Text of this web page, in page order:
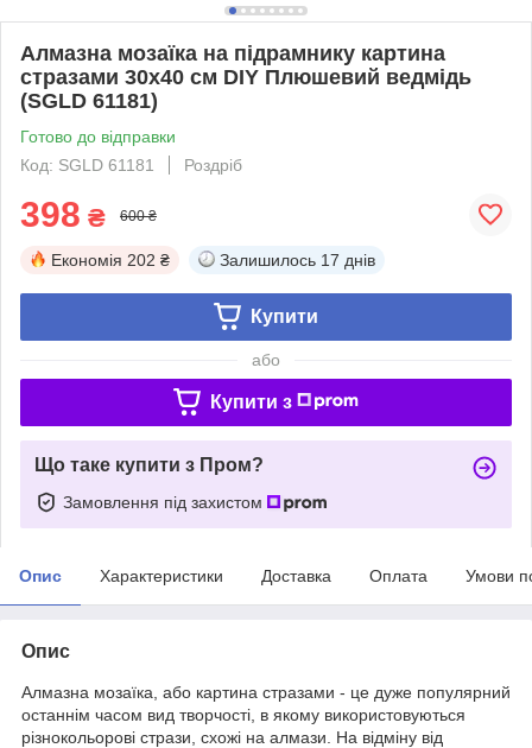
Алмазна мозаїка на підрамнику картина
стразами 30х40 см DIY Плюшевий ведмідь
(SGLD 61181)
Готово до відправки
Код: SGLD 61181
Роздріб
398 ₴ 600 ₴
Економія 202 ₴ Залишилось 17 днів
Купити
або
Купити з
Що таке купити з Пром?
Замовлення під захистом
Опис Характеристики Доставка Оплата Умови
Опис
Алмазна мозаїка, або картина стразами - це дуже популярний
останнім часом вид творчості, в якому використовуються
різнокольорові стрази, схожі на алмази. На відміну від